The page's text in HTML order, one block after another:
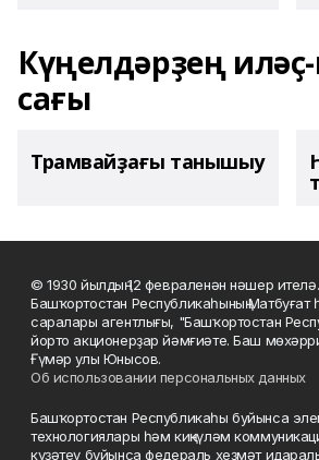
Күңелдәрҙең
сағы
Трамвайҙағы танышыу
© 1930 йылдың 12 февраленән нәшер
Башҡортостан Республикаһының Матбуғат
саралары агентлығы, "Башҡортостан
йорто акционерҙар йәмғиәте. Баш
Ғүмәр улы Юнысов.
Об использовании персональных данных
Башҡортостан Республикаһы буйынса
технологиялары һәм киңкүләм
күҙәтеү буйынса федераль хеҙмәт